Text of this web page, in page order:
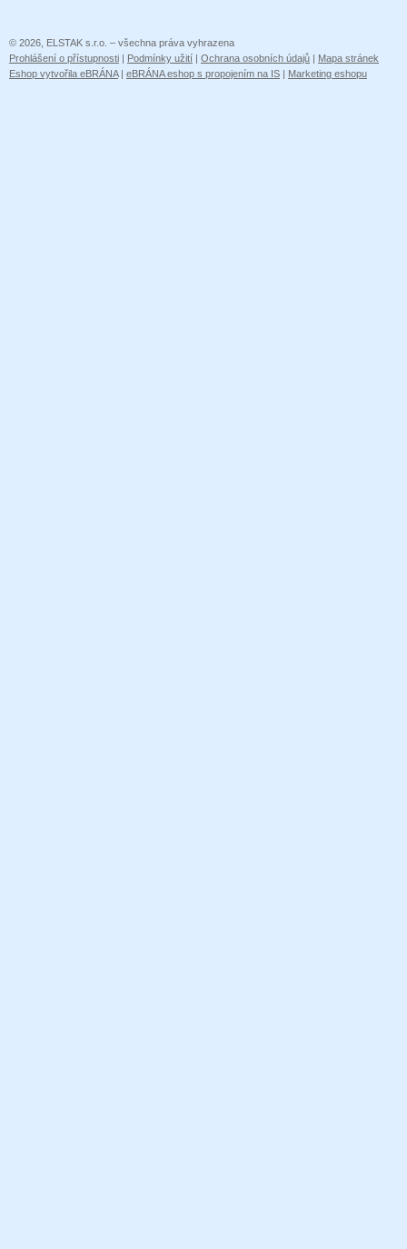
© 2026, ELSTAK s.r.o. – všechna práva vyhrazena
Prohlášení o přístupnosti | Podmínky užití | Ochrana osobních údajů | Mapa stránek
Eshop vytvořila eBRÁNA| eBRÁNA eshop s propojením na IS | Marketing eshopu